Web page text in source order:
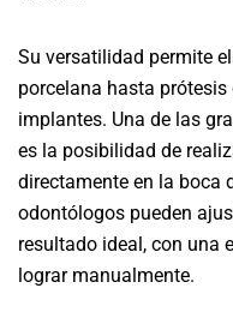
Su versatilidad permite
porcelana hasta
implantes. Una de las
es la posibilidad de
directamente en la boca
odontólogos pueden
resultado ideal, con una
lograr manualmente.